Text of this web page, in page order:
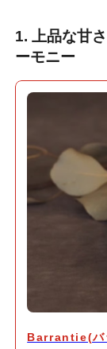
1. 上品な甘
ーモニー
Barrantie(バ